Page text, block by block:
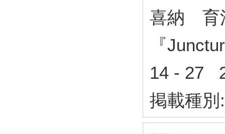
喜納 育
『
14 - 27
掲載種